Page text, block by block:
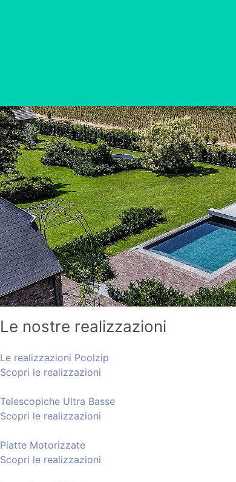
Le nostre realizzazioni
Le realizzazioni Poolzip
Scopri le realizzazioni
Telescopiche Ultra Basse
Scopri le realizzazioni
Piatte Motorizzate
Scopri le realizzazioni